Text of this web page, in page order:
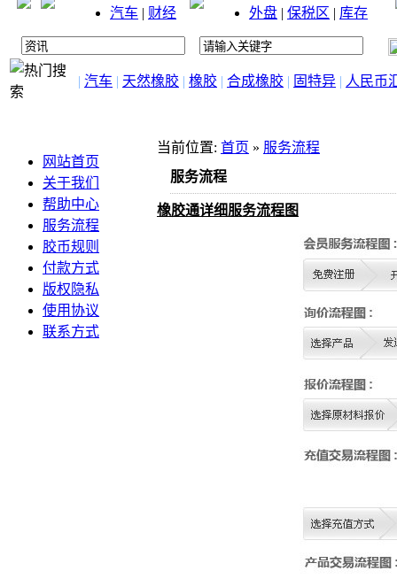
汽车 | 财经
外盘 | 保税区 | 库存
| 汽车 | 天然橡胶 | 橡胶 | 合成橡胶 | 固特异 | 人民币
网站首页
关于我们
帮助中心
服务流程
胶币规则
付款方式
版权隐私
使用协议
联系方式
当前位置: 首页 » 服务流程
服务流程
橡胶通详细服务流程图